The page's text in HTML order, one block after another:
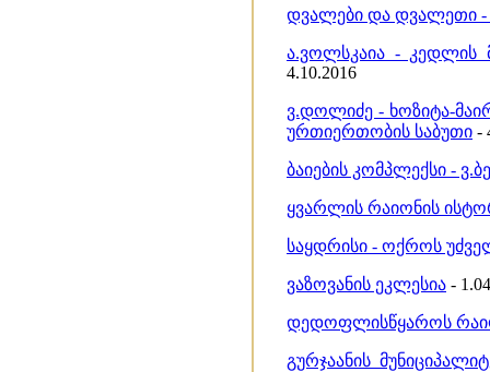
დვალები და დვალეთი -
ა.ვოლსკაია - კედლის
4.10.2016
ვ.დოლიძე - ხოზიტა-
ურთიერთობის საბუთი -
ბაიების კომპლექსი -
ყვარლის რაიონის
საყდრისი - ოქროს
ვაზოვანის ეკლესია -
დედოფლისწყაროს
გურჯაანის